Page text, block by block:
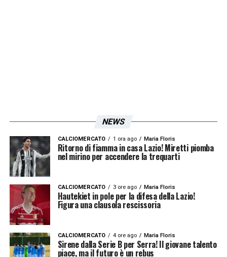
favorito suMaldini
Probabili formazioni Lazio Inter,
Chivu perde Calhanoglu
Sul fronte nerazzurro,Cristian Chivu ,
tecnico dell’Inter, dovrà rinunciare a
Calhanoglu
fisici. In cabina di regia dovrebbe esserci
NEWS
CALCIOMERCATO 1 ora ago Maria Floris
Ritorno di fiamma in casa Lazio! Miretti piomba
nel mirino per accendere la trequarti
CALCIOMERCATO 3 ore ago Maria Floris
Hautekiet in pole per la difesa della Lazio!
Figura una clausola rescissoria
CALCIOMERCATO 4 ore ago Maria Floris
Sirene dalla Serie B per Serra! Il giovane talento
piace, ma il futuro è un rebus